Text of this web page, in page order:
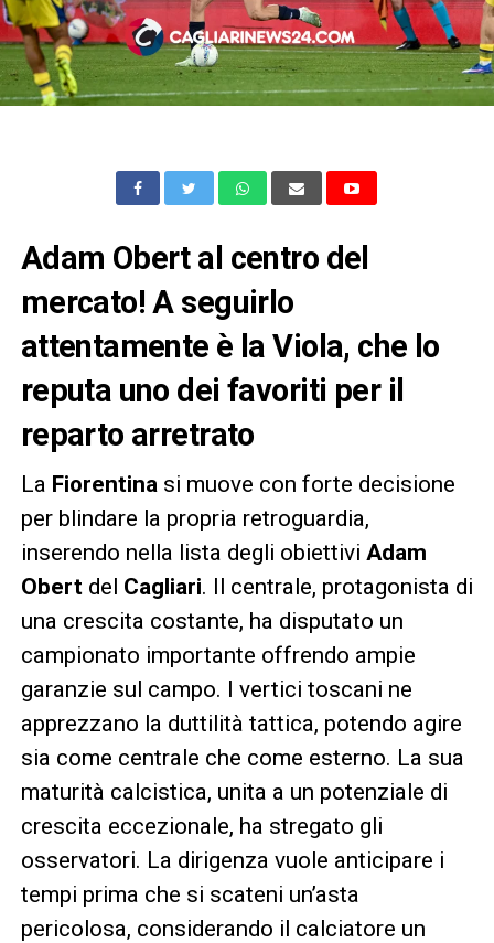
Adam Obert al centro del
mercato! A seguirlo
attentamente è la Viola, che lo
reputa uno dei favoriti per il
reparto arretrato
La Fiorentinasi muove con forte decisione
per blindare la propria retroguardia,
inserendo nella lista degli obiettivi Adam
Obertdel Cagliari. Il centrale, protagonista di
una crescita costante, ha disputato un
campionato importante offrendo ampie
garanzie sul campo. I vertici toscani ne
apprezzano la duttilità tattica, potendo agire
sia come centrale che come esterno. La sua
maturità calcistica, unita a un potenziale di
crescita eccezionale, ha stregato gli
osservatori. La dirigenza vuole anticipare i
tempi prima che si scateni un’asta
pericolosa, considerando il calciatore un